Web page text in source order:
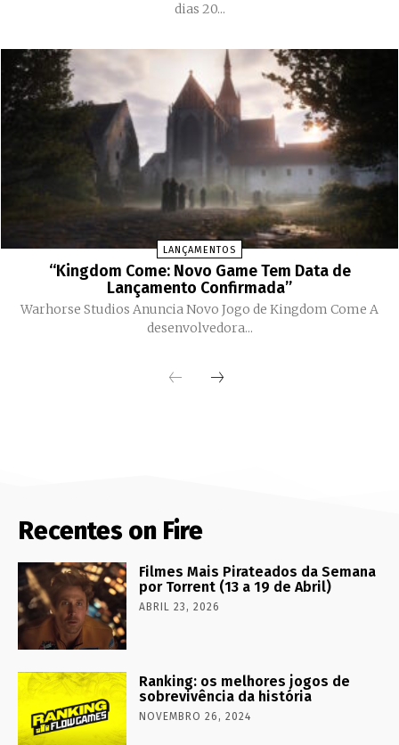
dias 20...
LANÇAMENTOS
“Kingdom Come: Novo Game Tem Data de
Lançamento Confirmada”
Warhorse Studios Anuncia Novo Jogo de Kingdom Come A
desenvolvedora...
Recentes on Fire
Filmes Mais Pirateados da Semana
por Torrent (13 a 19 de Abril)
ABRIL 23, 2026
Ranking: os melhores jogos de
sobrevivência da história
NOVEMBRO 26, 2024